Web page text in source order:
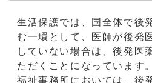
生活保護では、国全体で後
む一環として、医師が後発
していない場合は、後発医
ただくことになっています
福祉事務所においては、後